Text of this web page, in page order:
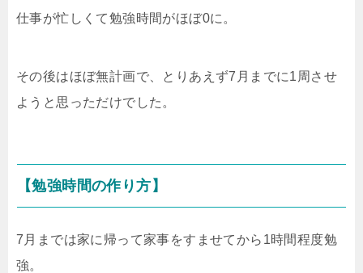
仕事が忙しくて勉強時間がほぼ0に。
その後はほぼ無計画で、とりあえず7月までに1周させ
ようと思っただけでした。
【勉強時間の作り方】
7月までは家に帰って家事をすませてから1時間程度勉
強。